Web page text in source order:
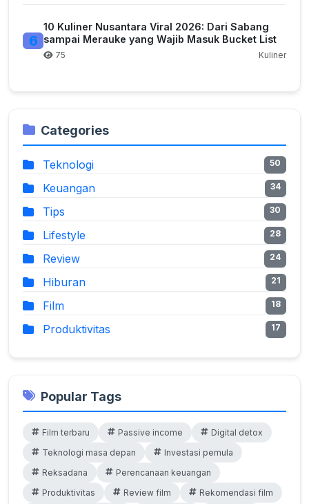
6
10 Kuliner Nusantara Viral 2026: Dari Sabang
sampai Merauke yang Wajib Masuk Bucket List
75 Kuliner
Categories
Teknologi 50
Keuangan 34
Tips 30
Lifestyle 28
Review 24
Hiburan 21
Film 18
Produktivitas 17
Popular Tags
Film terbaru Passive income
Digital detox
Teknologi masa depan
Investasi pemula
Reksadana
Perencanaan keuangan
Produktivitas
Review film
Rekomendasi film